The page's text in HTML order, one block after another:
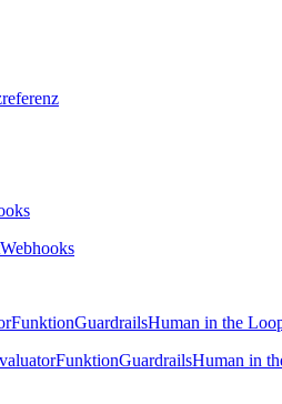
Webhooks
FunktionGuardrailsHuman in the
FunktionGuardrailsHuman in